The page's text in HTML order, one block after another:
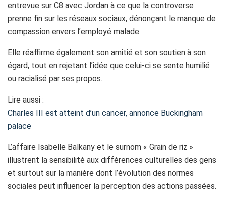
entrevue sur C8 avec Jordan à ce que la controverse
prenne fin sur les réseaux sociaux, dénonçant le manque de
compassion envers l’employé malade.
Elle réaffirme également son amitié et son soutien à son
égard, tout en rejetant l’idée que celui-ci se sente humilié
ou racialisé par ses propos.
Lire aussi :
Charles III est atteint d’un cancer, annonce Buckingham
palace
L’affaire Isabelle Balkany et le surnom « Grain de riz »
illustrent la sensibilité aux différences culturelles des gens
et surtout sur la manière dont l’évolution des normes
sociales peut influencer la perception des actions passées.